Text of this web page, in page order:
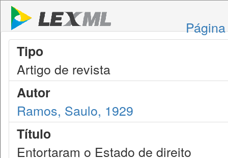
Tipo
Artigo de revista
Autor
Ramos, Saulo, 1929
Título
Entortaram o Estado de direito